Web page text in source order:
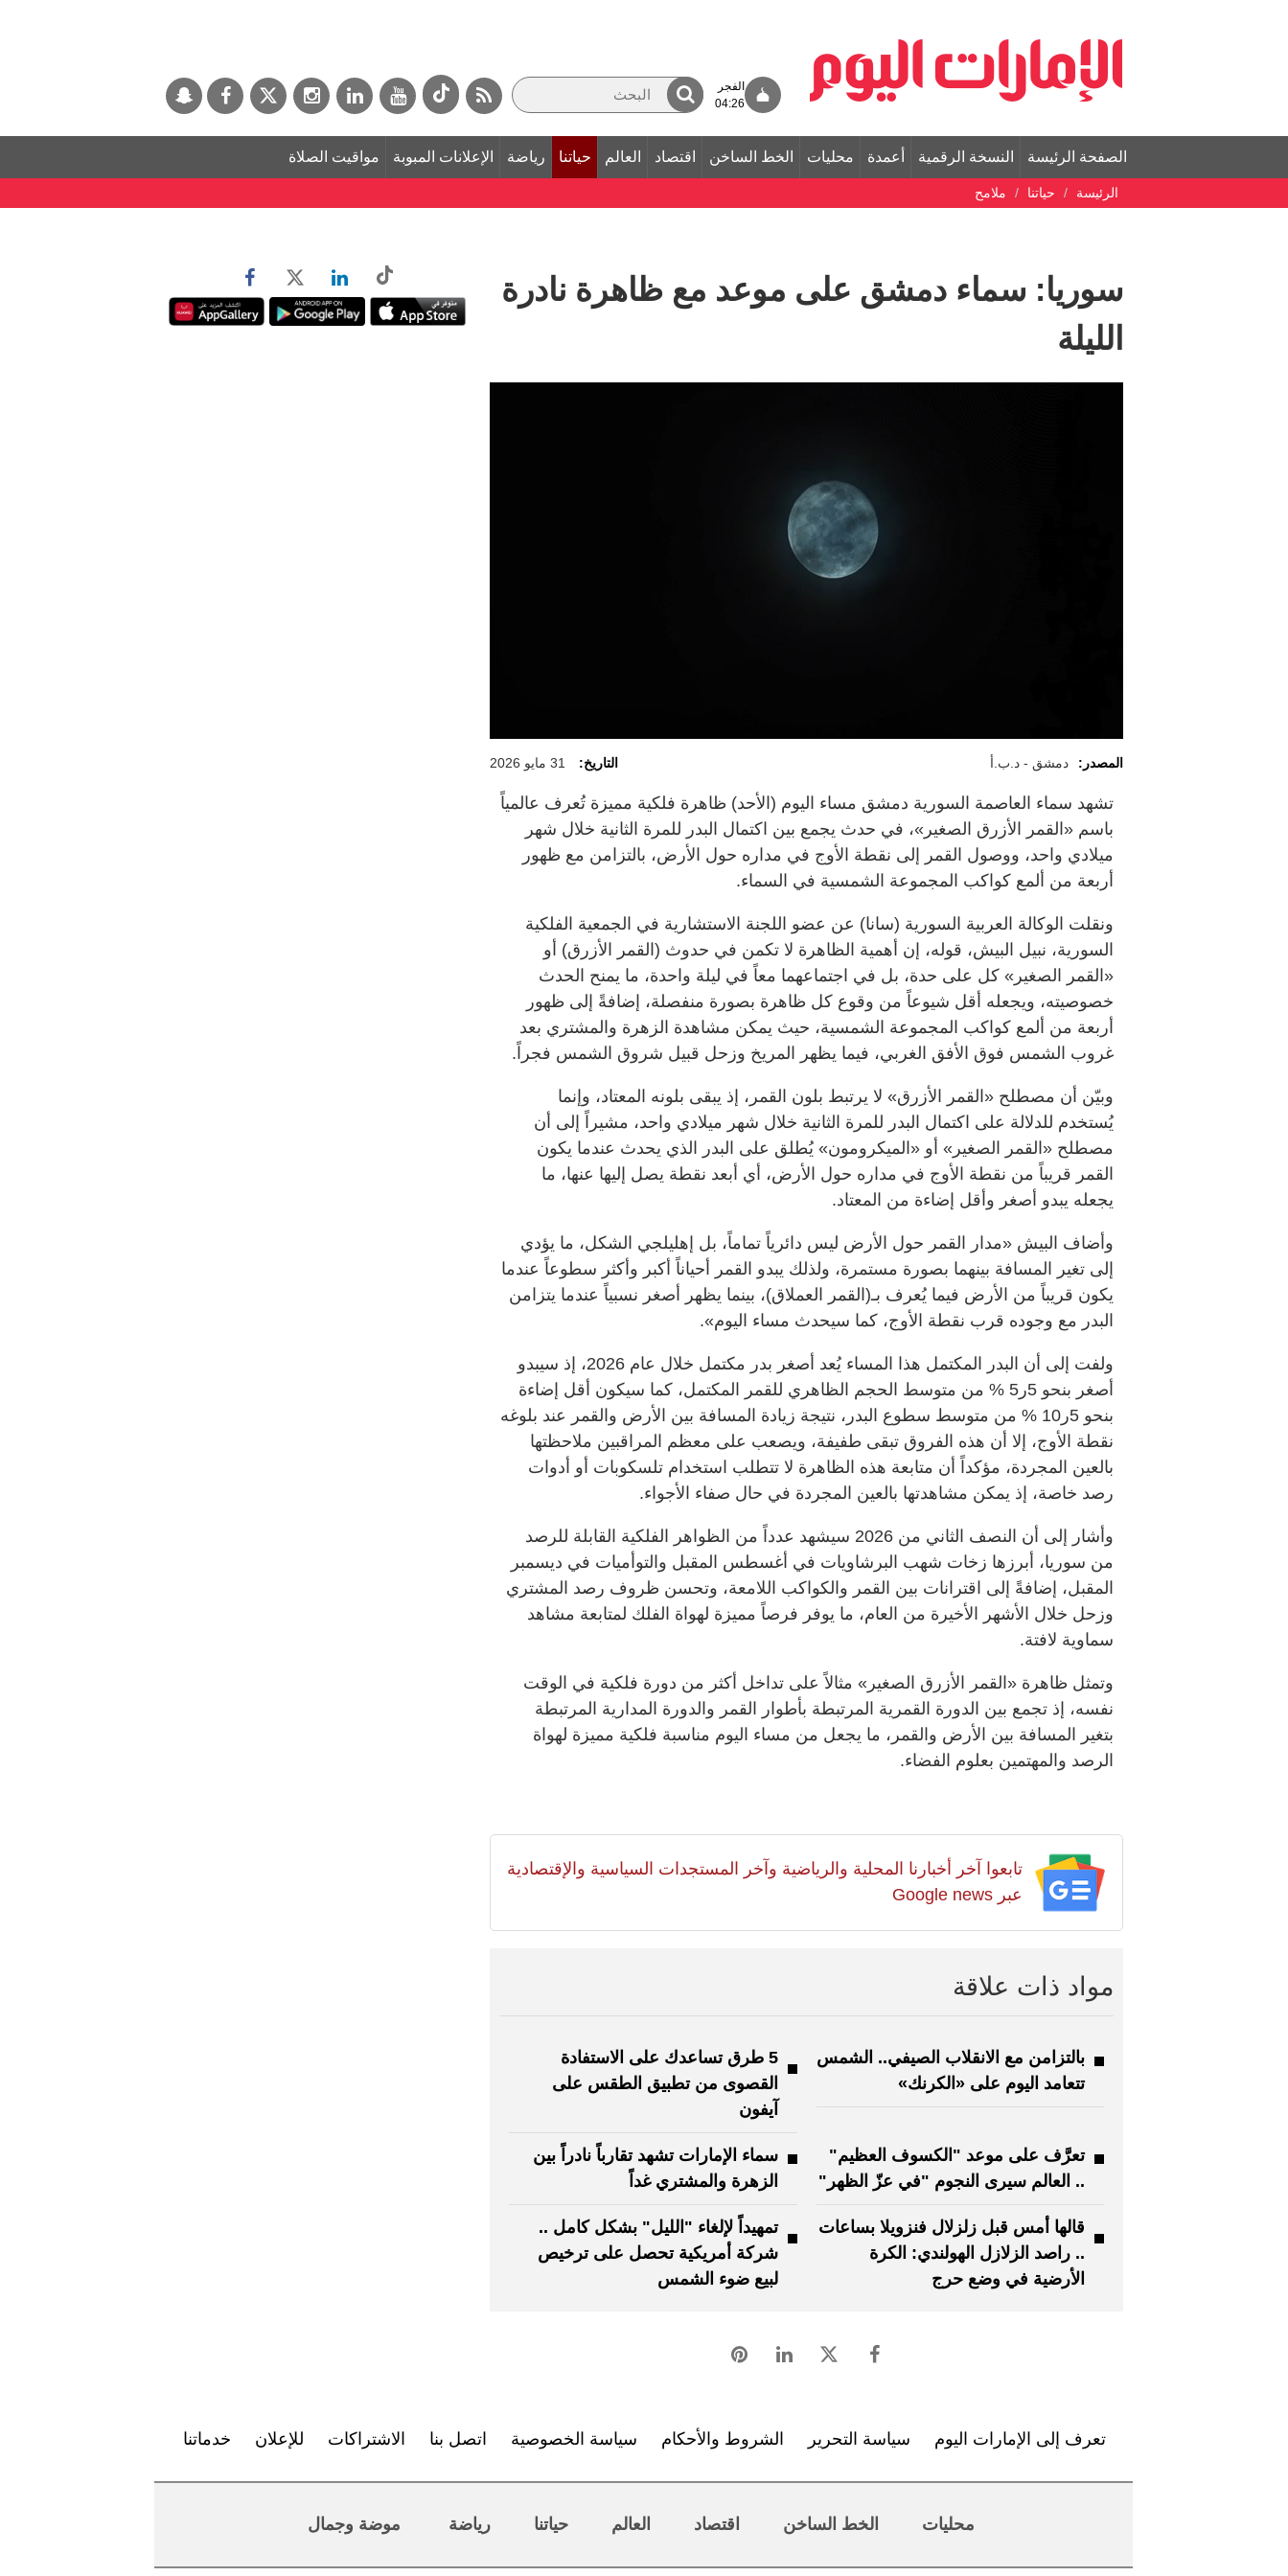
الفجر
04:26
الصفحة الرئيسة النسخة الرقمية أعمدة محليات الخط الساخن اقتصاد العالم حياتنا رياضة الإعلانات المبوبة مواقيت الصلاة
الرئيسة حياتنا ملامح
سوريا: سماء دمشق على موعد مع ظاهرة نادرة
الليلة
المصدر: دمشق - د.ب.أ التاريخ: 31 مايو 2026
تشهد سماء العاصمة السورية دمشق مساء اليوم (الأحد) ظاهرة فلكية مميزة تُعرف عالمياً
باسم «القمر الأزرق الصغير»، في حدث يجمع بين اكتمال البدر للمرة الثانية خلال شهر
ميلادي واحد، ووصول القمر إلى نقطة الأوج في مداره حول الأرض، بالتزامن مع ظهور
أربعة من ألمع كواكب المجموعة الشمسية في السماء.
ونقلت الوكالة العربية السورية (سانا) عن عضو اللجنة الاستشارية في الجمعية الفلكية
السورية، نبيل البيش، قوله، إن أهمية الظاهرة لا تكمن في حدوث (القمر الأزرق) أو
«القمر الصغير» كل على حدة، بل في اجتماعهما معاً في ليلة واحدة، ما يمنح الحدث
خصوصيته، ويجعله أقل شيوعاً من وقوع كل ظاهرة بصورة منفصلة، إضافةً إلى ظهور
أربعة من ألمع كواكب المجموعة الشمسية، حيث يمكن مشاهدة الزهرة والمشتري بعد
غروب الشمس فوق الأفق الغربي، فيما يظهر المريخ وزحل قبيل شروق الشمس فجراً.
وبيّن أن مصطلح «القمر الأزرق» لا يرتبط بلون القمر، إذ يبقى بلونه المعتاد، وإنما
يُستخدم للدلالة على اكتمال البدر للمرة الثانية خلال شهر ميلادي واحد، مشيراً إلى أن
مصطلح «القمر الصغير» أو «الميكرومون» يُطلق على البدر الذي يحدث عندما يكون
القمر قريباً من نقطة الأوج في مداره حول الأرض، أي أبعد نقطة يصل إليها عنها، ما
يجعله يبدو أصغر وأقل إضاءة من المعتاد.
وأضاف البيش «مدار القمر حول الأرض ليس دائرياً تماماً، بل إهليلجي الشكل، ما يؤدي
إلى تغير المسافة بينهما بصورة مستمرة، ولذلك يبدو القمر أحياناً أكبر وأكثر سطوعاً عندما
يكون قريباً من الأرض فيما يُعرف بـ(القمر العملاق)، بينما يظهر أصغر نسبياً عندما يتزامن
البدر مع وجوده قرب نقطة الأوج، كما سيحدث مساء اليوم».
ولفت إلى أن البدر المكتمل هذا المساء يُعد أصغر بدر مكتمل خلال عام 2026، إذ سيبدو
أصغر بنحو 5ر5 % من متوسط الحجم الظاهري للقمر المكتمل، كما سيكون أقل إضاءة
بنحو 5ر10 % من متوسط سطوع البدر، نتيجة زيادة المسافة بين الأرض والقمر عند بلوغه
نقطة الأوج، إلا أن هذه الفروق تبقى طفيفة، ويصعب على معظم المراقبين ملاحظتها
بالعين المجردة، مؤكداً أن متابعة هذه الظاهرة لا تتطلب استخدام تلسكوبات أو أدوات
رصد خاصة، إذ يمكن مشاهدتها بالعين المجردة في حال صفاء الأجواء.
وأشار إلى أن النصف الثاني من 2026 سيشهد عدداً من الظواهر الفلكية القابلة للرصد
من سوريا، أبرزها زخات شهب البرشاويات في أغسطس المقبل والتوأميات في ديسمبر
المقبل، إضافةً إلى اقترانات بين القمر والكواكب اللامعة، وتحسن ظروف رصد المشتري
وزحل خلال الأشهر الأخيرة من العام، ما يوفر فرصاً مميزة لهواة الفلك لمتابعة مشاهد
سماوية لافتة.
وتمثل ظاهرة «القمر الأزرق الصغير» مثالاً على تداخل أكثر من دورة فلكية في الوقت
نفسه، إذ تجمع بين الدورة القمرية المرتبطة بأطوار القمر والدورة المدارية المرتبطة
بتغير المسافة بين الأرض والقمر، ما يجعل من مساء اليوم مناسبة فلكية مميزة لهواة
الرصد والمهتمين بعلوم الفضاء.
تابعوا آخر أخبارنا المحلية والرياضية وآخر المستجدات السياسية والإقتصادية
عبر Google news
مواد ذات علاقة
بالتزامن مع الانقلاب الصيفي.. الشمس
تتعامد اليوم على «الكرنك»
5 طرق تساعدك على الاستفادة
القصوى من تطبيق الطقس على
آيفون
تعرَّف على موعد "الكسوف العظيم"
.. العالم سيرى النجوم "في عزّ الظهر"
سماء الإمارات تشهد تقارباً نادراً بين
الزهرة والمشتري غداً
قالها أمس قبل زلزلال فنزويلا بساعات
.. راصد الزلازل الهولندي: الكرة
الأرضية في وضع حرج
تمهيداً لإلغاء "الليل" بشكل كامل ..
شركة أمريكية تحصل على ترخيص
لبيع ضوء الشمس
تعرف إلى الإمارات اليوم سياسة التحرير الشروط والأحكام سياسة الخصوصية اتصل بنا الاشتراكات للإعلان خدماتنا
محليات الخط الساخن اقتصاد العالم حياتنا رياضة موضة وجمال